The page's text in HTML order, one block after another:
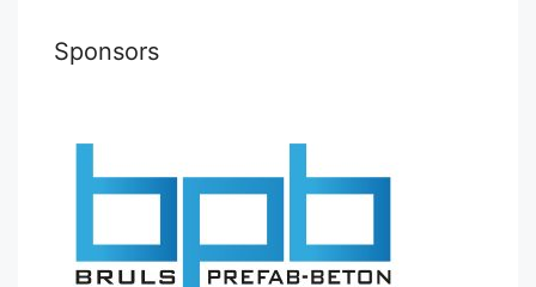
Sponsors